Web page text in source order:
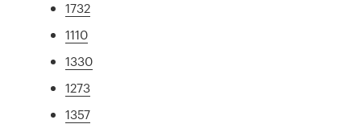
1732
1110
1330
1273
1357